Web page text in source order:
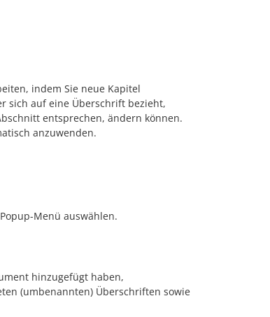
indem Sie neue Kapitel
sich auf eine Überschrift bezieht,
entsprechen, ändern können.
anzuwenden.
Menü auswählen.
hinzugefügt haben,
(umbenannten) Überschriften sowie